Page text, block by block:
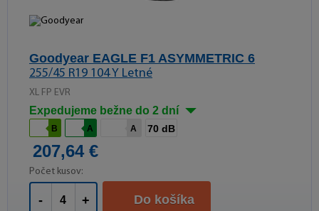
Goodyear EAGLE F1 ASYMMETRIC 6
255/45 R19 104 Y Letné
XL FP EVR
Expedujeme bežne do 2 dní
B A A 70 dB
207,64 €
Počet kusov:
- + Do košíka